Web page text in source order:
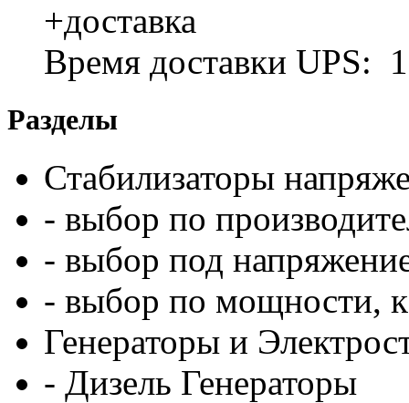
+доставка
Время доставки UPS:
Разделы
Стабилизаторы
- выбор по
- выбор под
- выбор по мощности,
Генераторы и
- Дизель Генераторы